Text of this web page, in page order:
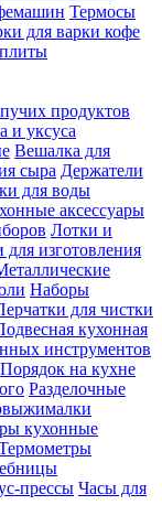
Термосы
для варки кофе
продуктов
и уксуса
Вешалка для
сыра Держатели
для воды
аксессуары
Лотки и
изготовления
Наборы
для чистки
кухонная
инструментов
Порядок на кухне
Разделочные
кухонные
прессы Часы для